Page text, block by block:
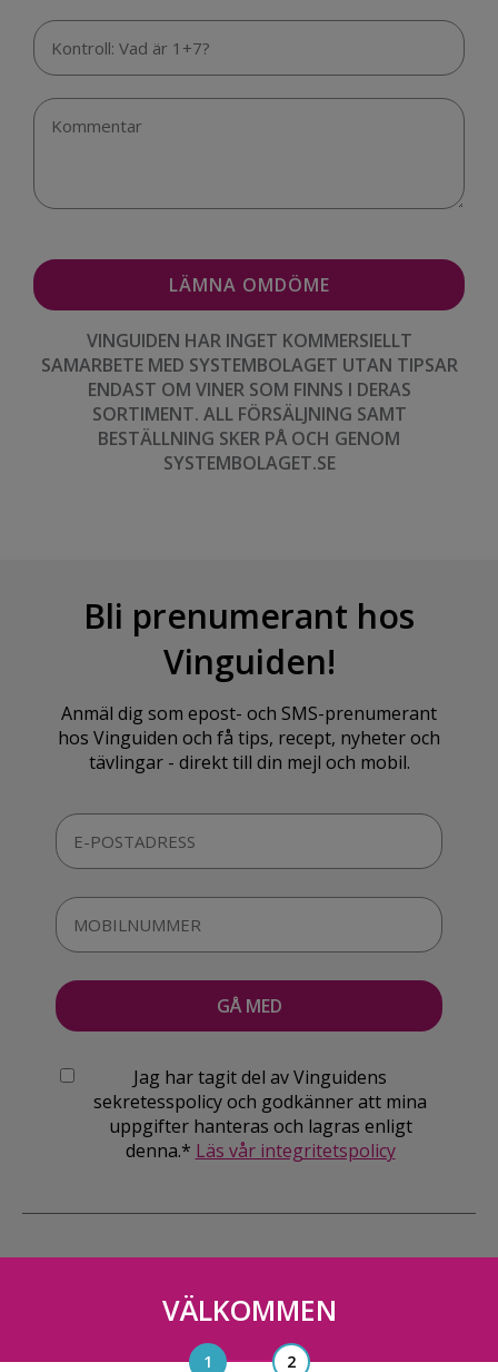
VINGUIDEN HAR INGET KOMMERSIELLT
SAMARBETE MED SYSTEMBOLAGET UTAN TIPSAR
ENDAST OM VINER SOM FINNS I DERAS
SORTIMENT. ALL FÖRSÄLJNING SAMT
BESTÄLLNING SKER PÅ OCH GENOM
SYSTEMBOLAGET.SE
Bli prenumerant hos
Vinguiden!
Anmäl dig som epost- och SMS-prenumerant
hos Vinguiden och få tips, recept, nyheter och
tävlingar - direkt till din mejl och mobil.
Jag har tagit del av Vinguidens
sekretesspolicy och godkänner att mina
uppgifter hanteras och lagras enligt
denna.* Läs vår integritetspolicy
Vinguiden Nordic AB
VÄLKOMMEN